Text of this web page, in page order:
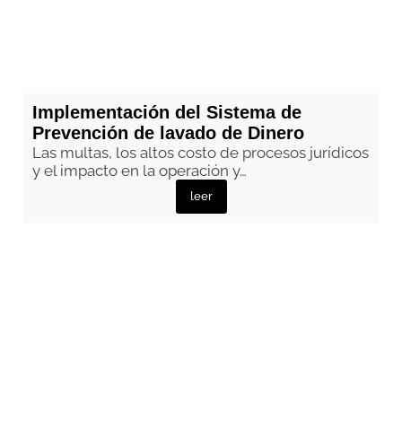
Implementación del Sistema de
Prevención de lavado de Dinero
Las multas, los altos costo de procesos jurídicos
y el impacto en la operación y…
leer